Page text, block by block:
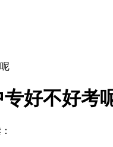
专好不好考